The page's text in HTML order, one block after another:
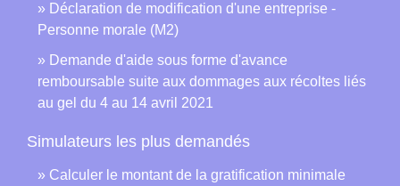
Déclaration de modification d'une entreprise -
Personne morale (M2)
Demande d'aide sous forme d'avance
remboursable suite aux dommages aux récoltes liés
au gel du 4 au 14 avril 2021
Simulateurs les plus demandés
Calculer le montant de la gratification minimale